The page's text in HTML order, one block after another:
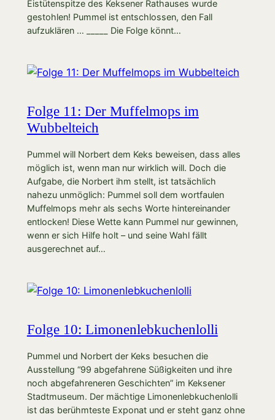
Eistütenspitze des Keksener Rathauses wurde
gestohlen! Pummel ist entschlossen, den Fall
aufzuklären … _____ Die Folge könnt…
Folge 11: Der Muffelmops im
Wubbelteich
Pummel will Norbert dem Keks beweisen, dass alles
möglich ist, wenn man nur wirklich will. Doch die
Aufgabe, die Norbert ihm stellt, ist tatsächlich
nahezu unmöglich: Pummel soll dem wortfaulen
Muffelmops mehr als sechs Worte hintereinander
entlocken! Diese Wette kann Pummel nur gewinnen,
wenn er sich Hilfe holt – und seine Wahl fällt
ausgerechnet auf…
Folge 10: Limonenlebkuchenlolli
Pummel und Norbert der Keks besuchen die
Ausstellung “99 abgefahrene Süßigkeiten und ihre
noch abgefahreneren Geschichten” im Keksener
Stadtmuseum. Der mächtige Limonenlebkuchenlolli
ist das berühmteste Exponat und er steht ganz ohne